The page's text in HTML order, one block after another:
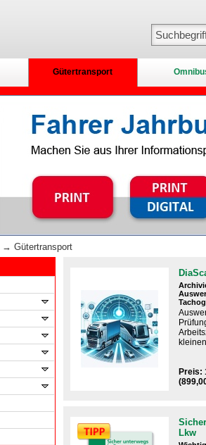
Gütertransport
→ Gütertransport
Preis:
Lkw